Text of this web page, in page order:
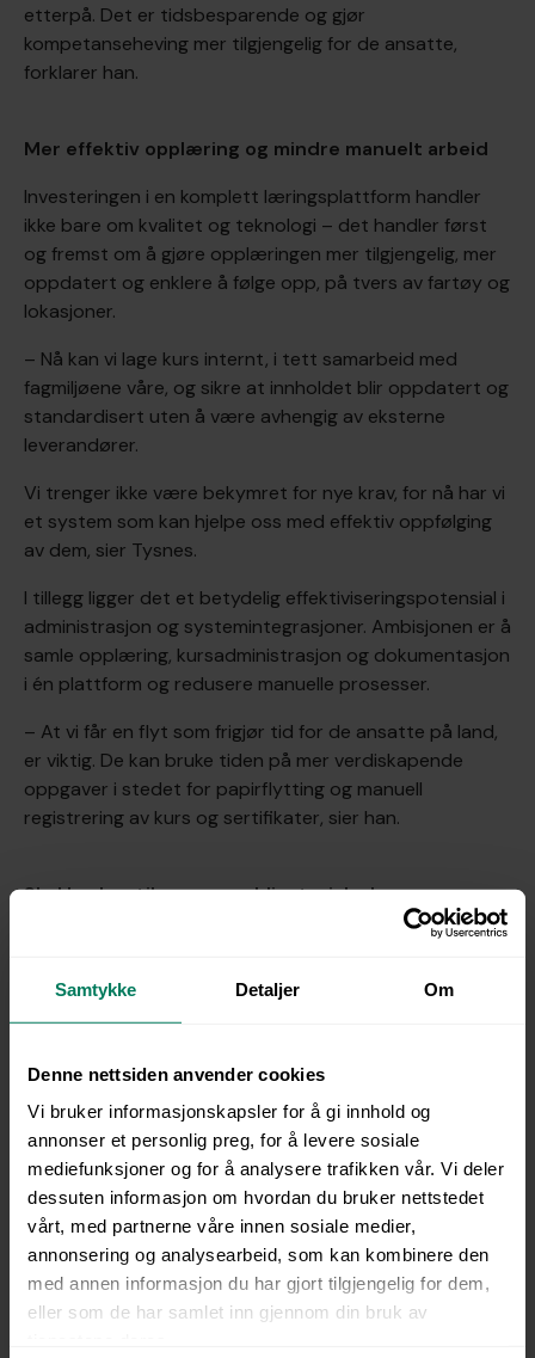
Samtykke Detaljer Om
Denne nettsiden anvender cookies
Vi bruker informasjonskapsler for å gi innhold og
annonser et personlig preg, for å levere sosiale
mediefunksjoner og for å analysere trafikken vår. Vi deler
dessuten informasjon om hvordan du bruker nettstedet
vårt, med partnerne våre innen sosiale medier,
annonsering og analysearbeid, som kan kombinere den
med annen informasjon du har gjort tilgjengelig for dem,
eller som de har samlet inn gjennom din bruk av
etterpå. Det er tidsbesparende og gjør
kompetanseheving mer tilgjengelig for de ansatte,
forklarer han.
Mer effektiv opplæring og mindre manuelt arbeid
Investeringen i en komplett læringsplattform handler
ikke bare om kvalitet og teknologi – det handler først
og fremst om å gjøre opplæringen mer tilgjengelig, mer
oppdatert og enklere å følge opp, på tvers av fartøy og
lokasjoner.
– Nå kan vi lage kurs internt, i tett samarbeid med
fagmiljøene våre, og sikre at innholdet blir oppdatert og
standardisert uten å være avhengig av eksterne
leverandører.
Vi trenger ikke være bekymret for nye krav, for nå har vi
et system som kan hjelpe oss med effektiv oppfølging
av dem, sier Tysnes.
I tillegg ligger det et betydelig effektiviseringspotensial i
administrasjon og systemintegrasjoner. Ambisjonen er å
samle opplæring, kursadministrasjon og dokumentasjon
i én plattform og redusere manuelle prosesser.
– At vi får en flyt som frigjør tid for de ansatte på land,
er viktig. De kan bruke tiden på mer verdiskapende
oppgaver i stedet for papirflytting og manuell
registrering av kurs og sertifikater, sier han.
Skal brukes til mer enn obligatoriske kurs
Selv om obligatorisk opplæring og compliance er en
ønsker å bygge en kultur for kontinuerlig læring – ikke
bare oppfylle minimumskrav.
– Noe kurs må ansatte ta, fordi det er obligatorisk. Men
vi ønsker også å oppmuntre til at de ansatte skal ta
kurs utover minimumskravene, for å utvikle seg faglig, og
bygge kompetanse som kan være nyttig videre., sier
Tysnes.
Visjonen er at læring skal være lett tilgjengelig og
relevant – også i korte, ledige øyeblikk i
arbeidshverdagen – og oppleves som både nyttig og
motiverende.